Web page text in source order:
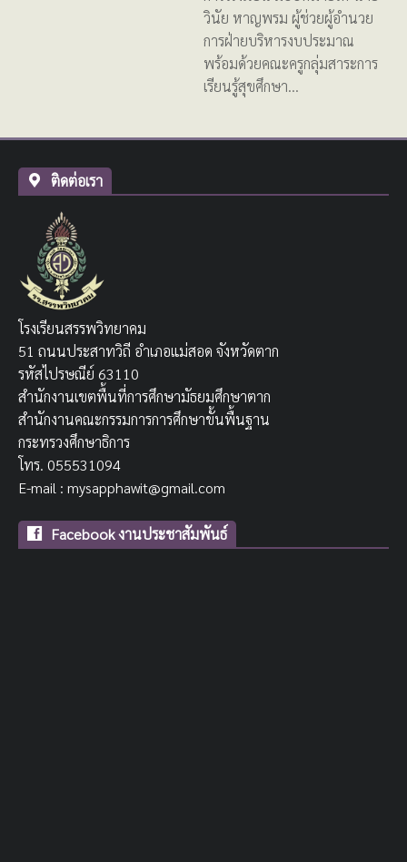
วินัย หาญพรม ผู้ช่วยผู้อำนวย
การฝ่ายบริหารงบประมาณ
พร้อมด้วยคณะครูกลุ่มสาระการ
เรียนรู้สุขศึกษา…
ติดต่อเรา
โรงเรียนสรรพวิทยาคม
51 ถนนประสาทวิถี อำเภอแม่สอด จังหวัดตาก
รหัสไปรษณีย์ 63110
สำนักงานเขตพื้นที่การศึกษามัธยมศึกษาตาก
สำนักงานคณะกรรมการการศึกษาขั้นพื้นฐาน
กระทรวงศึกษาธิการ
โทร. 055531094
E-mail : mysapphawit@gmail.com
Facebook งานประชาสัมพันธ์